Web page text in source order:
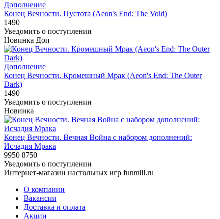
Дополнение
Конец Вечности. Пустота (Aeon's End: The Void)
1490
Уведомить о поступлении
Новинка Доп
Дополнение
Конец Вечности. Кромешный Мрак (Aeon's End: The Outer
Dark)
1490
Уведомить о поступлении
Новинка
Конец Вечности. Вечная Война с набором дополнений:
Исчадия Мрака
9950 8750
Уведомить о поступлении
Интернет-магазин настольных игр funmill.ru
О компании
Вакансии
Доставка и оплата
Акции